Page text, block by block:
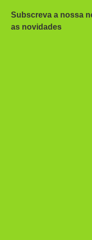
Subscreva a nossa
as novidades